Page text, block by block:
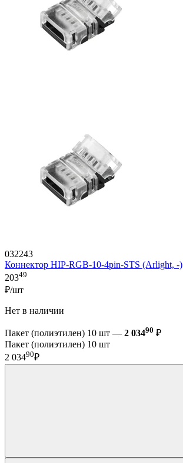
032243
Коннектор HIP-RGB-10-4pin-STS (Arlight, -)
20349
₽/шт
Нет в наличии
Пакет (полиэтилен) 10 шт — 2 03490 ₽
Пакет (полиэтилен) 10 шт
2 03490₽